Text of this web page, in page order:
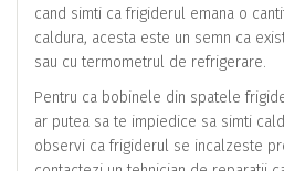
cand simti ca frigiderul emana o
caldura, acesta este un semn ca
sau cu termometrul de refrigerare.
Pentru ca bobinele din spatele
ar putea sa te impiedice sa simti
observi ca frigiderul se incalzeste